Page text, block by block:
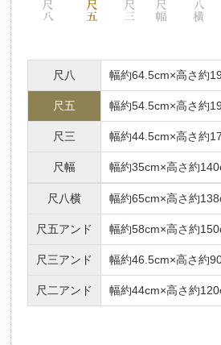
尺八 幅約64.5cm×高さ約
尺五 幅約54.5cm×高さ約
尺三 幅約44.5cm×高さ約
尺幅 幅約35cm×高さ約
尺八横 幅約65cm×高さ約
尺五アンド 幅約58cm×高さ約
尺三アンド 幅約46.5cm×高さ約
尺二アンド 幅約44cm×高さ約